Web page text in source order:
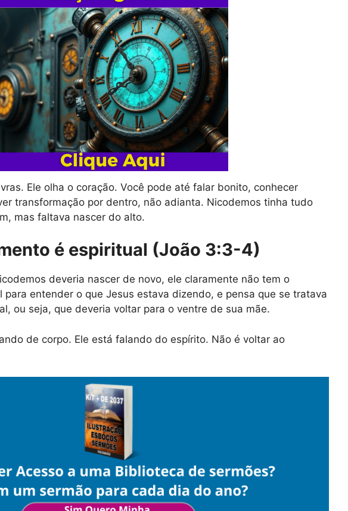
Ele olha o coração. Você pode até falar bonito, conhecer
transformação por dentro, não adianta. Nicodemos tinha tudo
mas faltava nascer do alto.
é espiritual (João 3:3-4)
deveria nascer de novo, ele claramente não tem o
para entender o que Jesus estava dizendo, e pensa que se tratava
ou seja, que deveria voltar para o ventre de sua mãe.
de corpo. Ele está falando do espírito. Não é voltar ao